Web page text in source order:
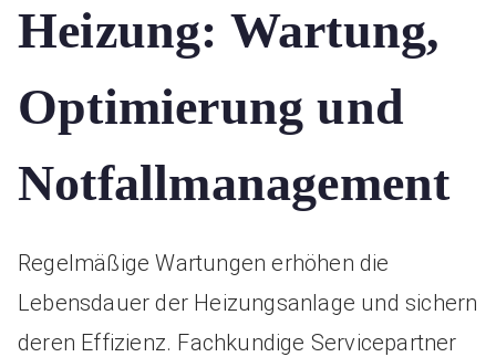
Heizung: Wartung,
Optimierung und
Notfallmanagement
Regelmäßige Wartungen erhöhen die
Lebensdauer der Heizungsanlage und sichern
deren Effizienz. Fachkundige Servicepartner